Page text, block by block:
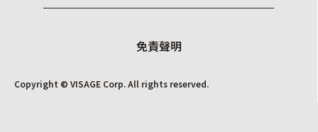
Copyright © VISAGE Corp. All rights reserved.
免責聲明